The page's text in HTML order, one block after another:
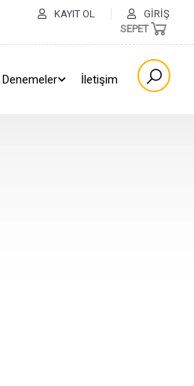
KAYIT OL
GIRIŞ
SEPET
Denemeler İletişim